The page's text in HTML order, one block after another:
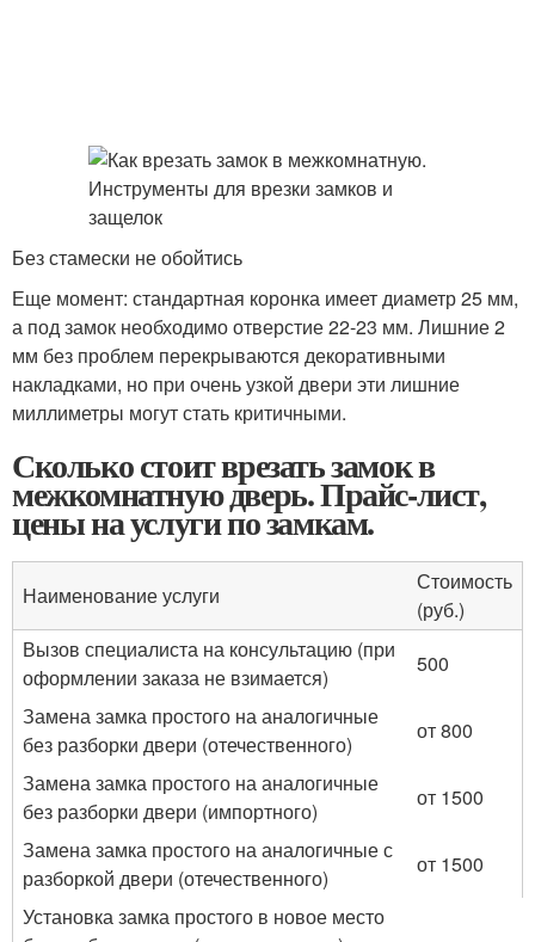
Без стамески не обойтись
Еще момент: стандартная коронка имеет диаметр 25 мм,
а под замок необходимо отверстие 22-23 мм. Лишние 2
мм без проблем перекрываются декоративными
накладками, но при очень узкой двери эти лишние
миллиметры могут стать критичными.
Сколько стоит врезать замок в
межкомнатную дверь. Прайс-лист,
цены на услуги по замкам.
Наименование услуги
Стоимость
(руб.)
Вызов специалиста на консультацию (при
оформлении заказа не взимается)
500
Замена замка простого на аналогичные
без разборки двери (отечественного)
от 800
Замена замка простого на аналогичные
без разборки двери (импортного)
от 1500
Замена замка простого на аналогичные с
разборкой двери (отечественного)
от 1500
Установка замка простого в новое место